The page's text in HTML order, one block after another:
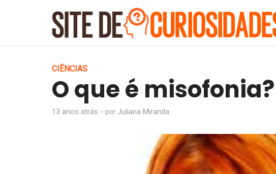
CIÊNCIAS
O que é misofonia?
13 anos atrás por Juliana Miranda